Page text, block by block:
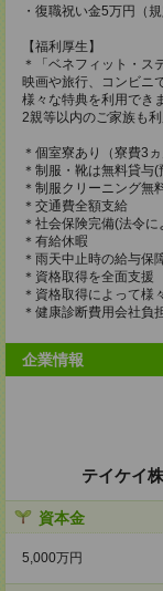
・復職祝い金5万円（規
【福利厚生】
＊「ベネフィット・ス
映画や旅行、コンビニ
様々な特典を利用でき
2親等以内のご家族も
＊個室寮あり（寮費3
＊制服・靴は無料貸与
＊制服クリーニング無
＊交通費全額支給
＊社会保険完備(法令に
＊有給休暇
＊雨天中止時の給与保
＊資格取得を全面支援
＊資格取得によって様
＊健康診断費用会社負
企業情報
テイケイ
資本金
5,000万円